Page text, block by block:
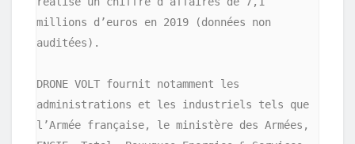
millions d’euros en 2019 (données non
auditées).
DRONE VOLT fournit notamment les
administrations et les industriels tels que
l’Armée française, le ministère des Armées,